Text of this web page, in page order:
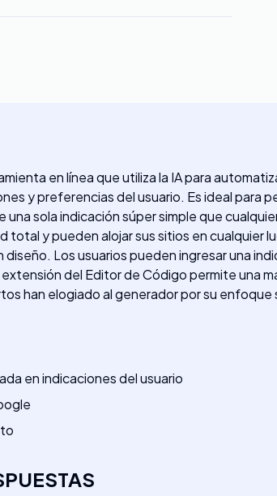
en línea que utiliza la IA para
y preferencias del usuario. Es ideal para
sola indicación súper simple que
total y pueden alojar sus sitios en cualquier
Los usuarios pueden ingresar una
del Editor de Código permite una
han elogiado al generador por su
en indicaciones del usuario